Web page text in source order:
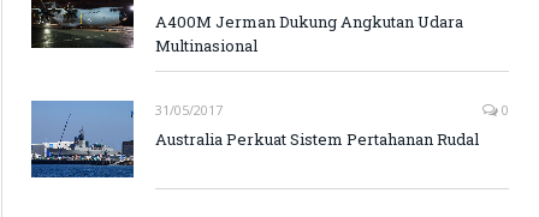
A400M Jerman Dukung Angkutan Udara
Multinasional
31/05/2017 0
Australia Perkuat Sistem Pertahanan Rudal